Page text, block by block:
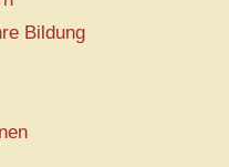
Bildung